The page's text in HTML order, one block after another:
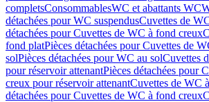
completsConsommablesWC et abattants WC
détachées pour WC suspendusCuvettes de
détachées pour Cuvettes de WC à fond creux
fond platPièces détachées pour Cuvettes de
solPièces détachées pour WC au solCuvettes
pour réservoir attenantPièces détachées pour
creux pour réservoir attenantCuvettes de WC
détachées pour Cuvettes de WC à fond creux